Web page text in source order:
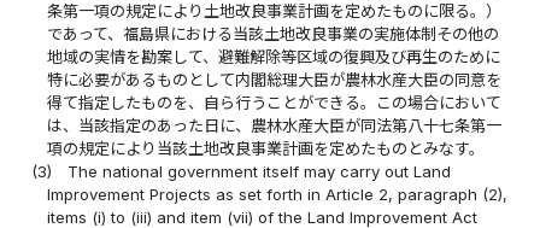
条第一項の規定により土地改良事業計画を定めたものに限る。）
であって、福島県における当該土地改良事業の実施体制その他の
地域の実情を勘案して、避難解除等区域の復興及び再生のために
特に必要があるものとして内閣総理大臣が農林水産大臣の同意を
得て指定したものを、自ら行うことができる。この場合において
は、当該指定のあった日に、農林水産大臣が同法第八十七条第一
項の規定により当該土地改良事業計画を定めたものとみなす。
(3)
The national government itself may carry out Land
Improvement Projects as set forth in Article 2, paragraph (2),
items (i) to (iii) and item (vii) of the Land Improvement Act